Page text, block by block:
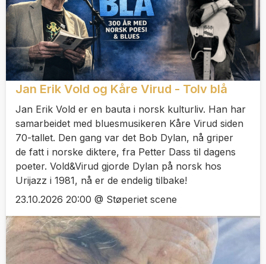
Jan Erik Vold og Kåre Virud - Tolv blå
Jan Erik Vold er en bauta i norsk kulturliv. Han har
samarbeidet med bluesmusikeren Kåre Virud siden
70-tallet. Den gang var det Bob Dylan, nå griper
de fatt i norske diktere, fra Petter Dass til dagens
poeter. Vold&Virud gjorde Dylan på norsk hos
Urijazz i 1981, nå er de endelig tilbake!
23.10.2026 20:00 @ Støperiet scene